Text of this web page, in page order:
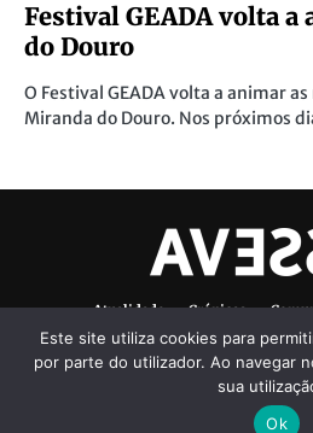
Festival GEADA volta
do Douro
O Festival GEADA volta a animar
Miranda do Douro. Nos próximos
Atualidade Crónicas
Denúncias Ambientais
Este site utiliza cookies para
por parte do utilizador. Ao navegar
sua
Ok